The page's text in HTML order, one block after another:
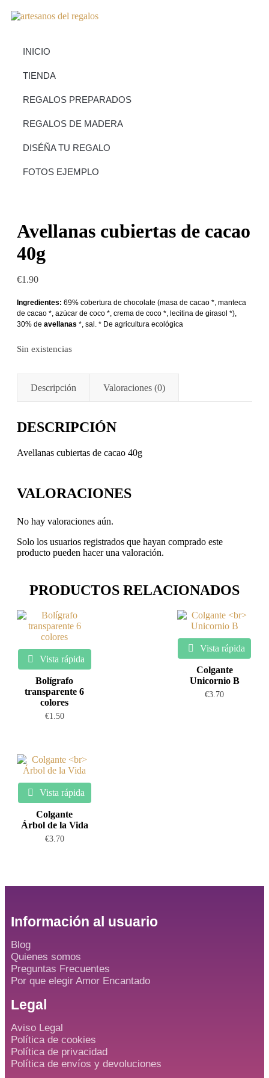
INICIO
TIENDA
REGALOS PREPARADOS
REGALOS DE MADERA
DISÉÑA TU REGALO
FOTOS EJEMPLO
Avellanas cubiertas de cacao
40g
€1.90
Ingredientes: 69% cobertura de chocolate (masa de cacao *, manteca
de cacao *, azúcar de coco *, crema de coco *, lecitina de girasol *),
30% de avellanas *, sal. * De agricultura ecológica
Sin existencias
Descripción Valoraciones (0)
DESCRIPCIÓN
Avellanas cubiertas de cacao 40g
VALORACIONES
No hay valoraciones aún.
Solo los usuarios registrados que hayan comprado este
producto pueden hacer una valoración.
PRODUCTOS RELACIONADOS
Vista rápida
Bolígrafo
transparente 6
colores
€1.50
Vista rápida
Colgante
Unicornio B
€3.70
Vista rápida
Colgante
Árbol de la Vida
€3.70
Información al usuario
Blog
Quienes somos
Preguntas Frecuentes
Por que elegir Amor Encantado
Legal
Aviso Legal
Política de cookies
Política de privacidad
Política de envíos y devoluciones